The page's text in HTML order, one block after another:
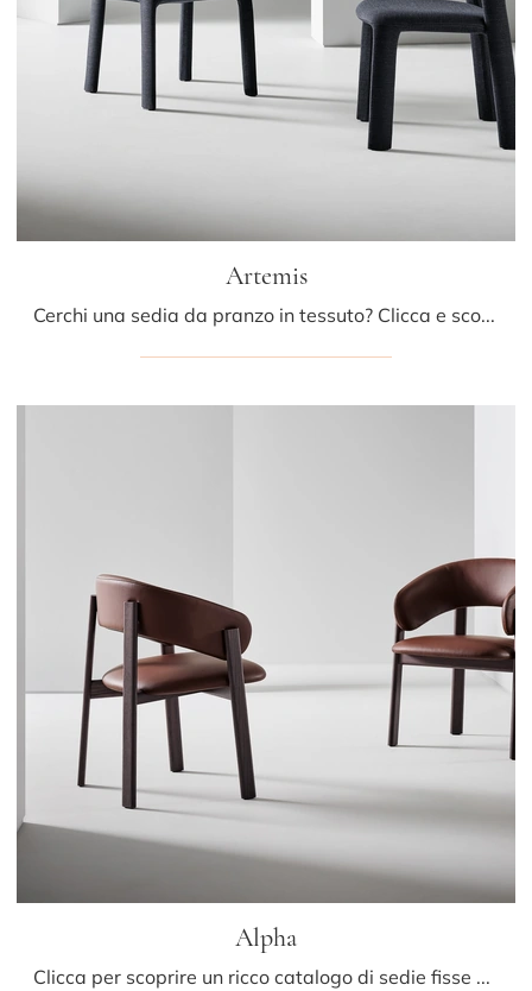
Artemis
Cerchi una sedia da pranzo in tessuto? Clicca e scopri il modello Artemis di Bonaldo per completare i tuoi spazi al meglio.
Alpha
Clicca per scoprire un ricco catalogo di sedie fisse per stanze design: il modello Alpha di Bonaldo ti attende!